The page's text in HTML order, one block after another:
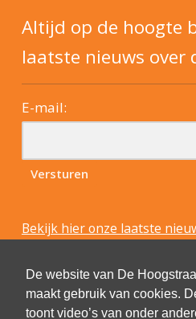
De website van De
maakt gebruik van cookies.
toont video’s van onder
Altijd op de hoogte
laatste nieuws over
E-mail:
Bekijk hier onze laatste